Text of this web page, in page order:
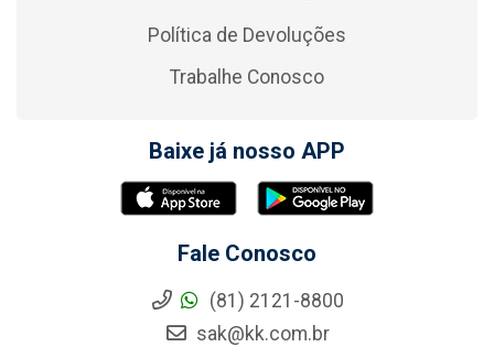
Política de Devoluções
Trabalhe Conosco
Baixe já nosso APP
Fale Conosco
(81) 2121-8800
sak@kk.com.br